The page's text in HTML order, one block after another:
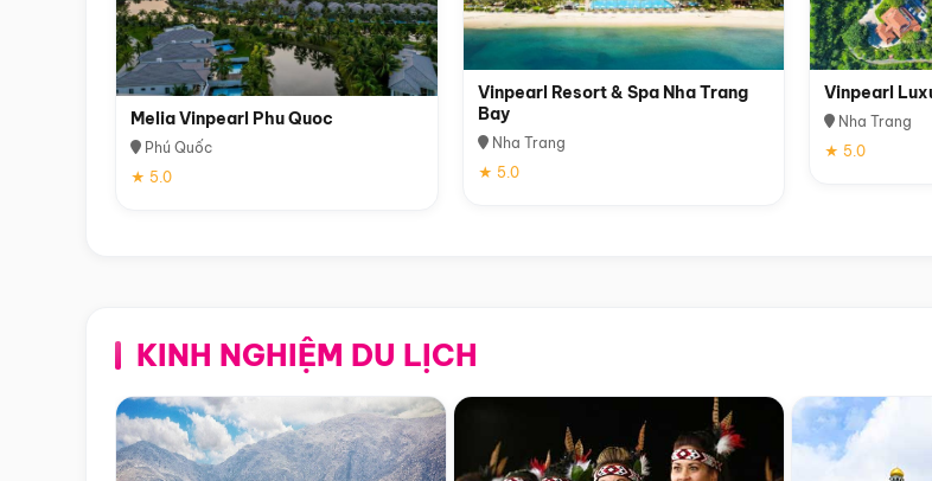
Melia Vinpearl Phu Quoc
Phú Quốc
★ 5.0
Vinpearl Resort & Spa Nha Trang
Bay
Nha Trang
★ 5.0
Vinpearl
Nha Trang
★ 5.0
KINH NGHIỆM DU LỊCH